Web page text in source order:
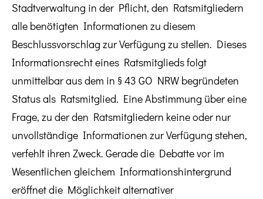
Stadtverwaltung in der Pflicht, den Ratsmitgliedern
alle benötigten Informationen zu diesem
Beschlussvorschlag zur Verfügung zu stellen. Dieses
Informationsrecht eines Ratsmitglieds folgt
unmittelbar aus dem in § 43 GO NRW begründeten
Status als Ratsmitglied. Eine Abstimmung über eine
Frage, zu der den Ratsmitgliedern keine oder nur
unvollständige Informationen zur Verfügung stehen,
verfehlt ihren Zweck. Gerade die Debatte vor im
Wesentlichen gleichem Informationshintergrund
eröffnet die Möglichkeit alternativer